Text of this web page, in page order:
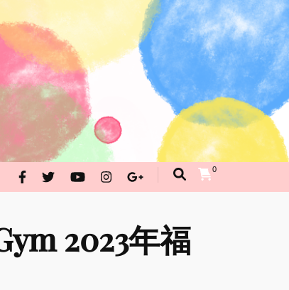
0
ラストお問合せ PRAKRITI SHOPPING
2023年福